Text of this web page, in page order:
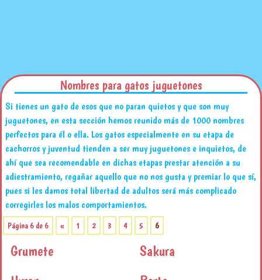
Nombres para gatos juguetones
Si tienes un gato de esos que no paran quietos y que son muy
juguetones, en esta sección hemos reunido más de 1000 nombres
perfectos para él o ella. Los gatos especialmente en su etapa de
cachorros y juventud tienden a ser muy juguetones e inquietos, de
ahí que sea recomendable en dichas etapas prestar atención a su
adiestramiento, regañar aquello que no nos gusta y premiar lo que sí,
pues si les damos total libertad de adultos será más complicado
corregirles los malos comportamientos.
Página 6 de 6 « 1 2 3 4 5 6
Grumete
Sakura